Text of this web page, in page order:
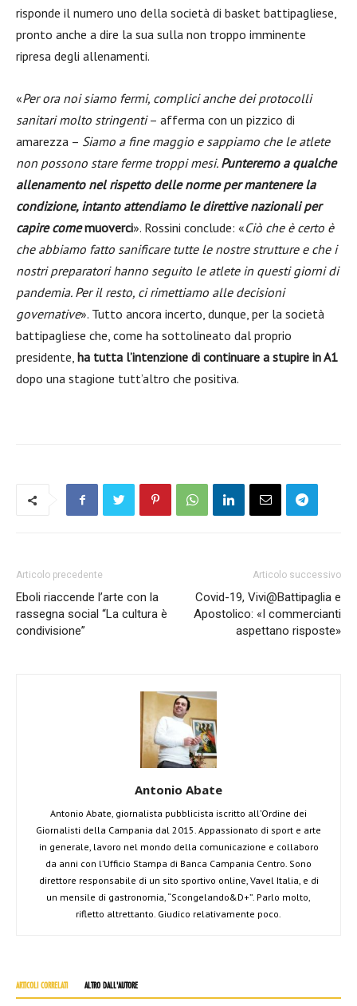
risponde il numero uno della società di basket battipagliese,
pronto anche a dire la sua sulla non troppo imminente
ripresa degli allenamenti.
«Per ora noi siamo fermi, complici anche dei protocolli
sanitari molto stringenti– afferma con un pizzico di
amarezza – Siamo a fine maggio e sappiamo che le atlete
non possono stare ferme troppi mesi. Punteremo a qualche
allenamento nel rispetto delle norme per mantenere la
condizione, intanto attendiamo le direttive nazionali per
capire comemuoverci». Rossini conclude: «Ciò che è certo è
che abbiamo fatto sanificare tutte le nostre strutture e che i
nostri preparatori hanno seguito le atlete in questi giorni di
pandemia. Per il resto, ci rimettiamo alle decisioni
governative». Tutto ancora incerto, dunque, per la società
battipagliese che, come ha sottolineato dal proprio
presidente, ha tutta l’intenzione di continuare a stupire in A1
dopo una stagione tutt’altro che positiva.
Articolo precedente
Eboli riaccende l’arte con la
rassegna social “La cultura è
condivisione”
Articolo successivo
Covid-19, Vivi@Battipaglia e
Apostolico: «I commercianti
aspettano risposte»
Antonio Abate
Antonio Abate, giornalista pubblicista iscritto all’Ordine dei
Giornalisti della Campania dal 2015. Appassionato di sport e arte
in generale, lavoro nel mondo della comunicazione e collaboro
da anni con l’Ufficio Stampa di Banca Campania Centro. Sono
direttore responsabile di un sito sportivo online, Vavel Italia, e di
un mensile di gastronomia, “Scongelando&D+”. Parlo molto,
rifletto altrettanto. Giudico relativamente poco.
ARTICOLI CORRELATI ALTRO DALL'AUTORE